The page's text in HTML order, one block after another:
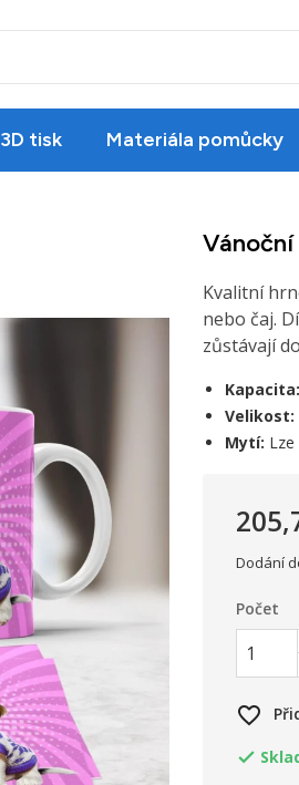
3D tisk Materiála pomůcky
Kvalitní
nebo čaj.
zůstávají
Kapacita:
Velikost:
Mytí:
Dodání
Počet
favorite_border
